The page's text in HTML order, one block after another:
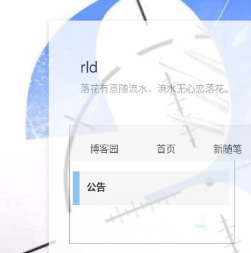
rld
落花有意随流水，流水无心恋落花。
博客园 首页 新随笔
公告